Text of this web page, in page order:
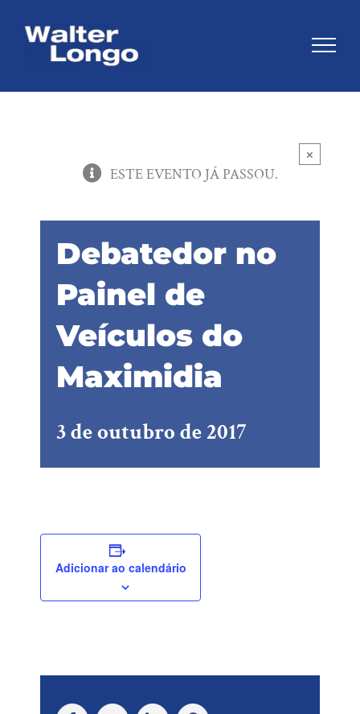
×
ESTE EVENTO JÁ PASSOU.
Debatedor no
Painel de
Veículos do
Maximidia
3 de outubro de 2017
Adicionar ao calendário